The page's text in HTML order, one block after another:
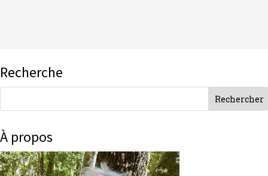
Recherche
À propos